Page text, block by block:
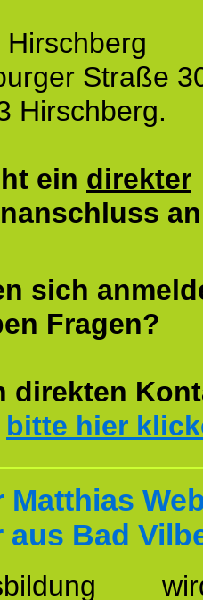
Straße
Hirschberg.
ein direkter
sich
Fragen?
direkten
bitte hier
Matthias
aus Bad